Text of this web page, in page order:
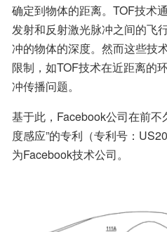
确定到物体的距离。TOF技术
发射和反射激光脉冲之间的飞
冲的物体的深度。然而这些技
限制，如TOF技术在近距离的
冲传播问题。
基于此，Facebook公司在前不
度感应”的专利（专利号：
为Facebook技术公司。